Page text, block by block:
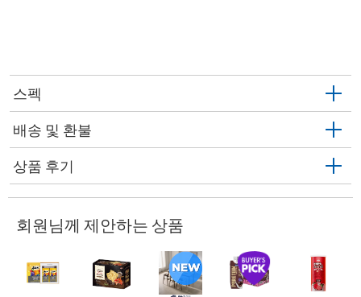
스펙
배송 및 환불
상품 후기
회원님께 제안하는 상품